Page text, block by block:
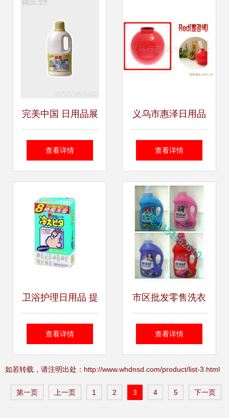
活动第三站开启
完美中国 日用品展
示的卓越风采
查看详情
义乌市惠泽日用品
商行 优质纸巾盒产
查看详情
卫浴护理日用品 提
升生活品质的关键
查看详情
市区批发零售洗衣
液、洗发水等日用
服务
查看详情
如若转载，请注明出处：http://www.whdnsd.com/product/list-3.html
第一页 上一页 1 2 3 4 5 下一页